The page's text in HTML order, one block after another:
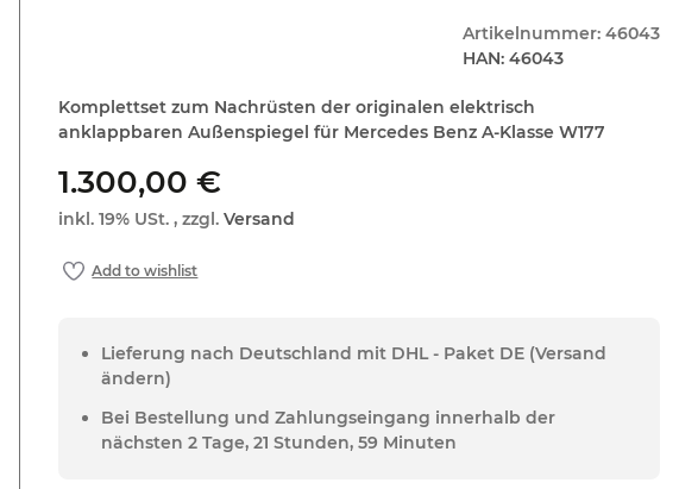
Artikelnummer: 46043
HAN: 46043
Komplettset zum Nachrüsten der originalen elektrisch
anklappbaren Außenspiegel für Mercedes Benz A-Klasse W177
1.300,00 €
inkl. 19% USt. , zzgl.Versand
Lieferung nach Deutschland mit DHL - Paket DE (Versand
ändern)
Bei Bestellung und Zahlungseingang innerhalb der
nächsten 2 Tage, 21 Stunden, 59 Minuten